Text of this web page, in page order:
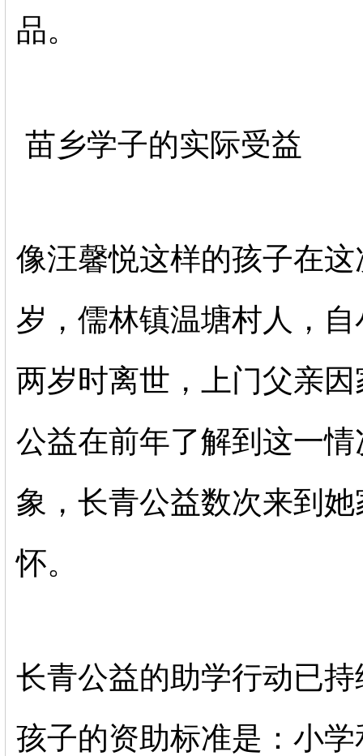
品。
苗乡学子的实际受益
像汪馨悦这样的孩子在
岁，儒林镇温塘村人，
两岁时离世，上门父亲
公益在前年了解到这一
象，长青公益数次来到
怀。
长青公益的助学行动已
孩子的资助标准是：小